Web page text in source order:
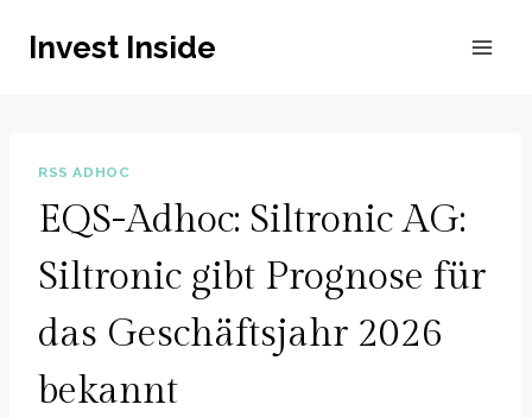
InhaltInvest Inside
RSS ADHOC
EQS-Adhoc: Siltronic AG:
Siltronic gibt Prognose für
das Geschäftsjahr 2026
bekannt